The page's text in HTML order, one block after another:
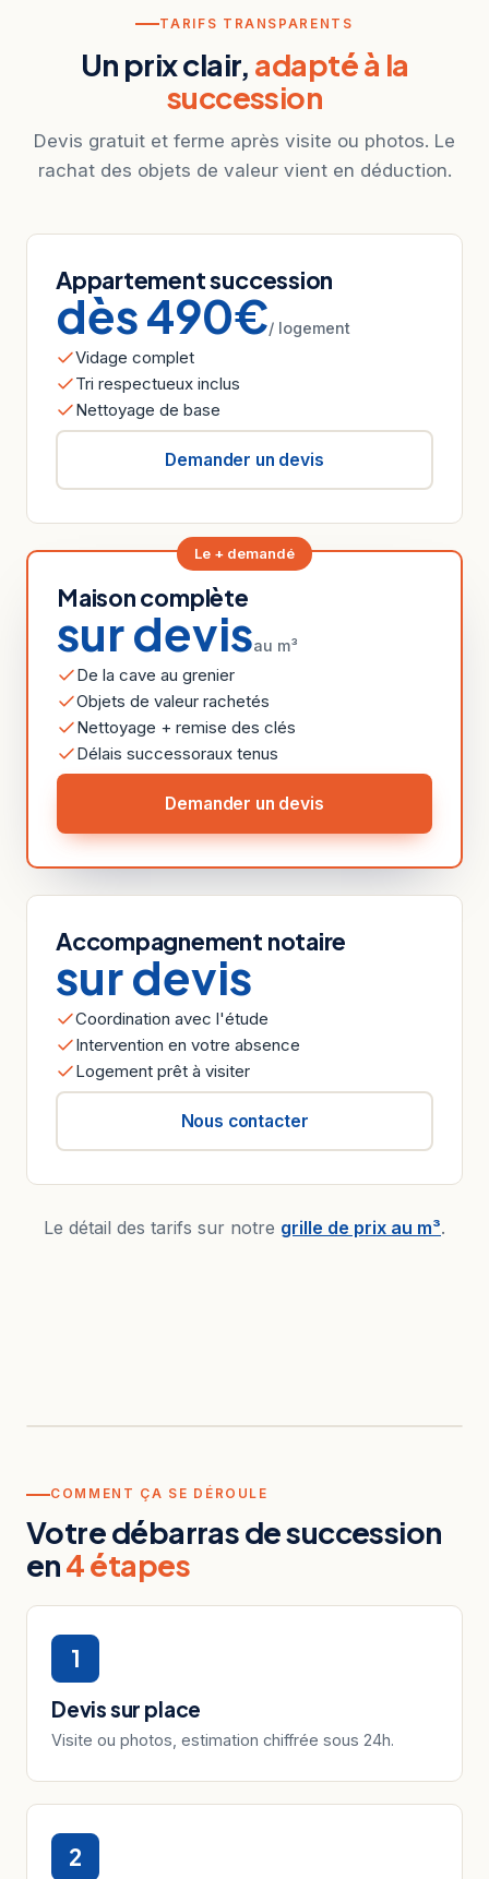
TARIFS TRANSPARENTS
Un prix clair, adapté à la
succession
Devis gratuit et ferme après visite ou photos. Le
rachat des objets de valeur vient en déduction.
Appartement succession
dès 490€/ logement
Vidage complet
Tri respectueux inclus
Nettoyage de base
Demander un devis
Le + demandé
Maison complète
sur devisau m³
De la cave au grenier
Objets de valeur rachetés
Nettoyage + remise des clés
Délais successoraux tenus
Demander un devis
Accompagnement notaire
sur devis
Coordination avec l'étude
Intervention en votre absence
Logement prêt à visiter
Nous contacter
Le détail des tarifs sur notre grille de prix au m³.
COMMENT ÇA SE DÉROULE
Votre débarras de succession
en4 étapes
1
Devis sur place
Visite ou photos, estimation chiffrée sous 24h.
2